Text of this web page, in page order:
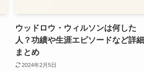
ウッドロウ・ウィルソンは何した
人？功績や生涯エピソードなど詳細
まとめ
2024年2月5日